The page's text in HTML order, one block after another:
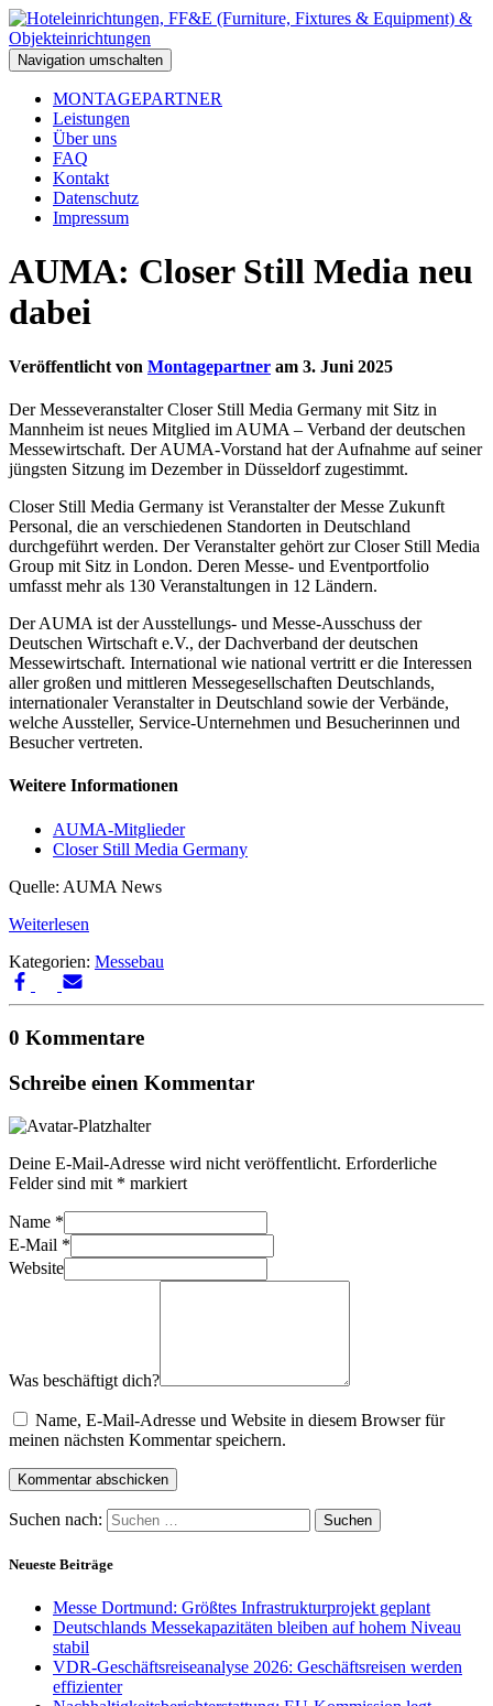
Navigation umschalten
MONTAGEPARTNER
Leistungen
Über uns
FAQ
Kontakt
Datenschutz
Impressum
AUMA: Closer Still Media neu
dabei
Veröffentlicht von Montagepartner am 3. Juni 2025
Der Messeveranstalter Closer Still Media Germany mit Sitz in
Mannheim ist neues Mitglied im AUMA – Verband der deutschen
Messewirtschaft. Der AUMA-Vorstand hat der Aufnahme auf seiner
jüngsten Sitzung im Dezember in Düsseldorf zugestimmt.
Closer Still Media Germany ist Veranstalter der Messe Zukunft
Personal, die an verschiedenen Standorten in Deutschland
durchgeführt werden. Der Veranstalter gehört zur Closer Still Media
Group mit Sitz in London. Deren Messe- und Eventportfolio
umfasst mehr als 130 Veranstaltungen in 12 Ländern.
Der AUMA ist der Ausstellungs- und Messe-Ausschuss der
Deutschen Wirtschaft e.V., der Dachverband der deutschen
Messewirtschaft. International wie national vertritt er die Interessen
aller großen und mittleren Messegesellschaften Deutschlands,
internationaler Veranstalter in Deutschland sowie der Verbände,
welche Aussteller, Service-Unternehmen und Besucherinnen und
Besucher vertreten.
Weitere Informationen
AUMA-Mitglieder
Closer Still Media Germany
Quelle: AUMA News
Weiterlesen
Kategorien: Messebau
0 Kommentare
Schreibe einen Kommentar
Deine E-Mail-Adresse wird nicht veröffentlicht. Erforderliche
Felder sind mit * markiert
Name *
E-Mail *
Website
Was beschäftigt dich?
Name, E-Mail-Adresse und Website in diesem Browser für
meinen nächsten Kommentar speichern.
Suchen nach:
Neueste Beiträge
Messe Dortmund: Größtes Infrastrukturprojekt geplant
Deutschlands Messekapazitäten bleiben auf hohem Niveau
stabil
VDR-Geschäftsreiseanalyse 2026: Geschäftsreisen werden
effizienter